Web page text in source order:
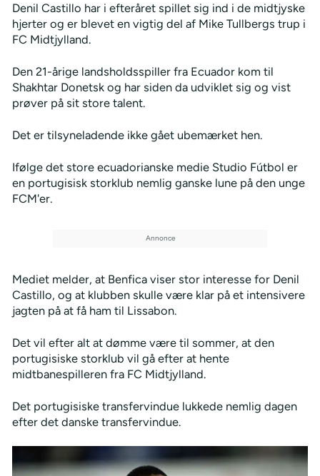
Denil Castillo har i efteråret spillet sig ind i de midtjyske
hjerter og er blevet en vigtig del af Mike Tullbergs trup i
FC Midtjylland.
Den 21-årige landsholdsspiller fra Ecuador kom til
Shakhtar Donetsk og har siden da udviklet sig og vist
prøver på sit store talent.
Det er tilsyneladende ikke gået ubemærket hen.
Ifølge det store ecuadorianske medie Studio Fútbol er
en portugisisk storklub nemlig ganske lune på den unge
FCM'er.
Mediet melder, at Benfica viser stor interesse for Denil
Castillo, og at klubben skulle være klar på et intensivere
jagten på at få ham til Lissabon.
Det vil efter alt at dømme være til sommer, at den
portugisiske storklub vil gå efter at hente
midtbanespilleren fra FC Midtjylland.
Det portugisiske transfervindue lukkede nemlig dagen
efter det danske transfervindue.